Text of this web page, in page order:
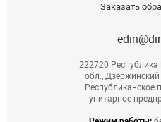
Заказать
222720
обл., Дзержинский
Республиканское
унитарное